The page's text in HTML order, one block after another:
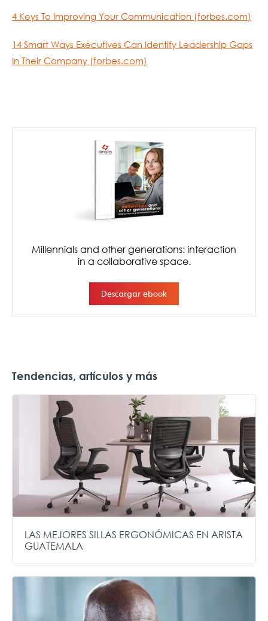
4 Keys To Improving Your Communication (forbes.com)
14 Smart Ways Executives Can Identify Leadership Gaps
In Their Company (forbes.com)
Tendencias, artículos y más
LAS MEJORES SILLAS ERGONÓMICAS EN ARISTA
GUATEMALA